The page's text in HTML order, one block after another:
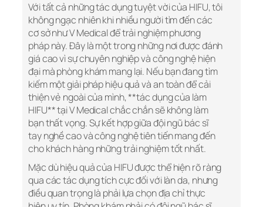
Với tất cả những tác dụng tuyệt vời của HIFU, tôi
không ngạc nhiên khi nhiều người tìm đến các
cơ sở như V Medical để trải nghiệm phương
pháp này. Đây là một trong những nơi được đánh
giá cao vì sự chuyên nghiệp và công nghệ hiện
đại mà phòng khám mang lại. Nếu bạn đang tìm
kiếm một giải pháp hiệu quả và an toàn để cải
thiện vẻ ngoài của mình, **tác dụng của làm
HIFU** tại V Medical chắc chắn sẽ không làm
bạn thất vọng. Sự kết hợp giữa đội ngũ bác sĩ
tay nghề cao và công nghệ tiên tiến mang đến
cho khách hàng những trải nghiệm tốt nhất.
Mặc dù hiệu quả của HIFU được thể hiện rõ ràng
qua các tác dụng tích cực đối với làn da, nhưng
điều quan trọng là phải lựa chọn địa chỉ thực